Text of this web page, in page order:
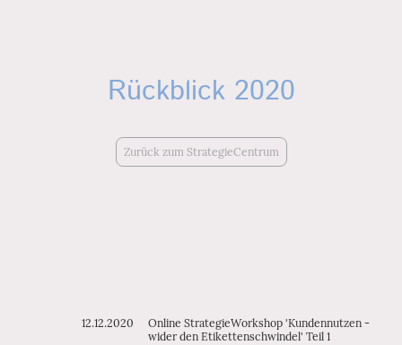
Rückblick 2020
Zurück zum StrategieCentrum
12.12.2020
Online StrategieWorkshop 'Kundennutzen -
wider den Etikettenschwindel' Teil 1